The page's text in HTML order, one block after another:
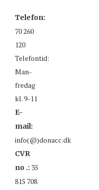
Telefon:
70 260
120
Telefontid:
Man-
fredag
kl. 9-11
E-
mail:
info(@)donacc.dk
CVR
no .: 35
815 708